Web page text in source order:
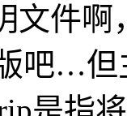
文件
吧…但